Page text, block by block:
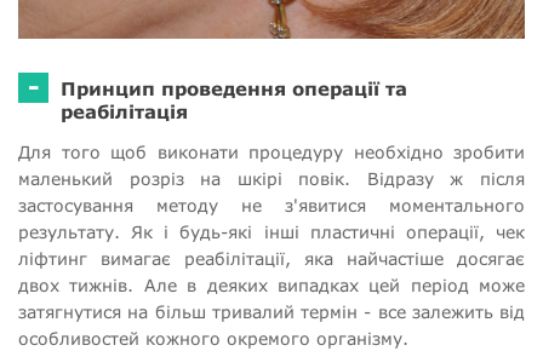
-
Принцип проведення операції та
реабілітація
Для того щоб виконати процедуру необхідно зробити
маленький розріз на шкірі повік. Відразу ж після
застосування методу не з'явитися моментального
результату. Як і будь-які інші пластичні операції, чек
ліфтинг вимагає реабілітації, яка найчастіше досягає
двох тижнів. Але в деяких випадках цей період може
затягнутися на більш тривалий термін - все залежить від
особливостей кожного окремого організму.